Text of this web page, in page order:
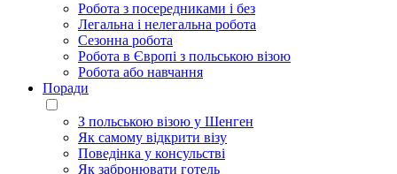
Робота з посередниками і без
Легальна і нелегальна робота
Сезонна робота
Робота в Європі з польською візою
Робота або навчання
Поради
З польською візою у Шенген
Як самому відкрити візу
Поведінка у консульстві
Як забронювати готель